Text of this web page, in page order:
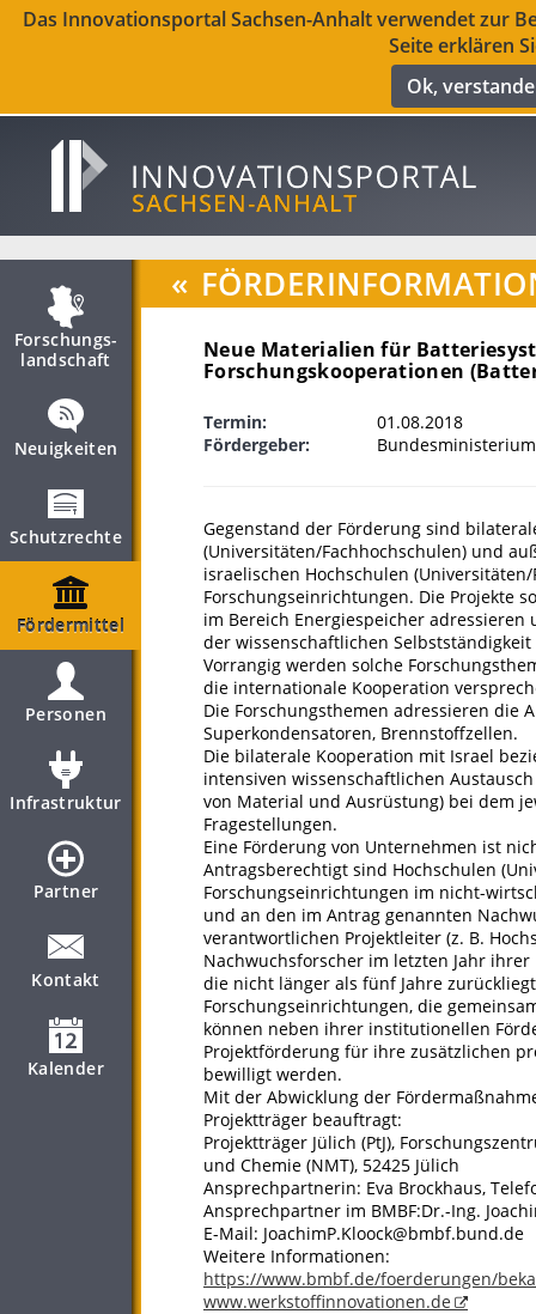
Das Innovationsportal Sachsen-Anhalt verwendet zur
Seite erklären
Ok,
Forschungs­
landschaft
Neuigkeiten
Schutzrechte
Fördermittel
Personen
Infrastruktur
Partner
Kontakt
Kalender
«
Neue Materialien für
Forschungskooperationen
Termin:
01.08.2018
Fördergeber:
Gegenstand der Förderung sind
(Universitäten/Fachhochschulen) und
israelischen Hochschulen
Forschungseinrichtungen. Die Projekte
im Bereich Energiespeicher
der wissenschaftlichen
Vorrangig werden solche
die internationale Kooperation
Die Forschungsthemen adressieren die
Superkondensatoren, Brennstoffzellen.
Die bilaterale Kooperation mit Israel
intensiven wissenschaftlichen
von Material und Ausrüstung) bei dem
Fragestellungen.
Eine Förderung von Unternehmen ist
Antragsberechtigt sind Hochschulen
Forschungseinrichtungen im nicht-
und an den im Antrag genannten
verantwortlichen Projektleiter (z. B.
Nachwuchsforscher im letzten Jahr
die nicht länger als fünf Jahre
Forschungseinrichtungen, die
können neben ihrer institutionellen
Projektförderung für ihre zusätzlichen
bewilligt werden.
Mit der Abwicklung der
Projektträger beauftragt:
Projektträger Jülich (PtJ),
und Chemie (NMT), 52425 Jülich
Ansprechpartnerin: Eva Brockhaus,
Ansprechpartner im BMBF:Dr.-Ing.
E-Mail: JoachimP.Kloock@bmbf.bund.de
Weitere Informationen:
https://www.bmbf.de/foerderungen/
www.werkstoffinnovationen.de